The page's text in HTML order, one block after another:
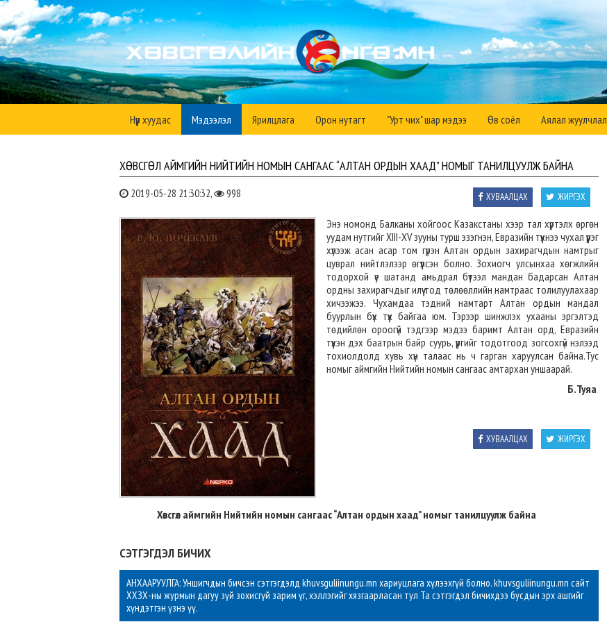
Нүүр хуудас Мэдээлэл Ярилцлага Орон нутагт "Урт чих" шар мэдээ Өв соёл Аялал жуулчлал
ХӨВСГӨЛ АЙМГИЙН НИЙТИЙН НОМЫН САНГААС “АЛТАН ОРДЫН ХААД” НОМЫГ ТАНИЛЦУУЛЖ БАЙНА
2019-05-28 21:30:32, 998 ЖИРГЭХ
ХУВААЛЦАХ
Энэ номонд Балканы хойгоос Казакстаны хээр тал хүртэлх өргөн
уудам нутгийг XIII-XV зууны турш эзэгнэн, Евразийн түүхнээ чухал үүрэг
хүлээж асан асар том гүрэн Алтан ордын захирагчдын намтрыг
цуврал нийтлэлээр өгүүлсэн болно. Зохиогч улсынхаа хөгжлийн
тодорхой үе шатанд амьдрал бүтээл мандан бадарсан Алтан
ордны захирагчдыг илүү тод төлөөллийн намтраас толилуулахаар
хичээжээ. Чухамдаа тэдний намтарт Алтан ордын мандал
буурлын бүх түүх байгаа юм. Тэрээр шинжлэх ухааны эргэлтэд
төдийлөн ороогүй тэдгээр мэдээ баримт Алтан орд, Евразийн
түүхэн дэх баатрын байр суурь, үүргийг тодотгоод зогсохгүй нэлээд
тохиолдолд хувь хүн талаас нь ч гарган харуулсан байна.Тус
номыг аймгийн Нийтийн номын сангаас амтархан уншаарай.
Б.Туяа
ЖИРГЭХ
ХУВААЛЦАХ
Хөвсгөл аймгийн Нийтийн номын сангаас “Алтан ордын хаад” номыг танилцуулж байна
СЭТГЭГДЭЛ БИЧИХ
АНХААРУУЛГА: Уншигчдын бичсэн сэтгэгдэлд khuvsguliinungu.mn хариуцлага хүлээхгүй болно. khuvsguliinungu.mn сайт
ХХЗХ-ны журмын дагуу зүй зохисгүй зарим үг, хэллэгийг хязгаарласан тул Та сэтгэгдэл бичихдээ бусдын эрх ашгийг
хүндэтгэн үзнэ үү.